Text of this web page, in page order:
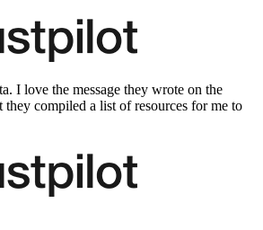
I love the message they wrote on the
compiled a list of resources for me to